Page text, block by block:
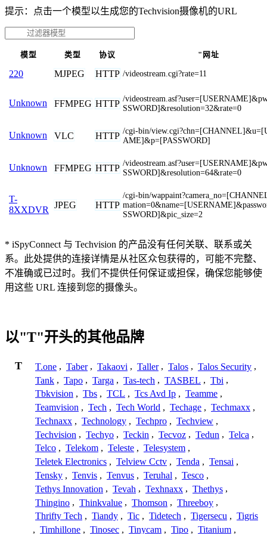
提示：点击一个模型以生成您的Techvision摄像机的URL
模型 类型 协议 "网址
220 MJPEG HTTP /videostream.cgi?rate=11
Unknown FFMPEG HTTP /
SSWORD]&resolution=32&rate=0
Unknown VLC HTTP /cgi-bin/
AME]&p=[PASSWORD]
Unknown FFMPEG HTTP /
SSWORD]&resolution=64&rate=0
T-
8XXDVR
JPEG HTTP
/cgi-bin/
SSWORD]&pic_size=2
* iSpyConnect 与 Techvision 的产品没有任何关联、联系或关
系。此处提供的连接详情是从社区众包获得的，可能不完整、
不准确或已过时。我们不提供任何保证或担保，确保您能够使
用这些 URL 连接到您的摄像头。
以"T"开头的其他品牌
T T.one , Taber , Takaovi , Taller , Talos , Talos Security ,
Tank , Tapo , Targa , Tas-tech , TASBEL , Tbi ,
Tbkvision , Tbs , TCL , Tcs Avd Ip , Teamme ,
Teamvision , Tech , Tech World , Techage , Techmaxx ,
Technaxx , Technology , Techpro , Techview ,
Techvision , Techyo , Teckin , Tecvoz , Tedun , Telca ,
Telco , Telekom , Teleste , Telesystem ,
Teletek Electronics , Telview Cctv , Tenda , Tensai ,
Tensky , Tenvis , Tenvus , Teruhal , Tesco ,
Tethys Innovation , Tevah , Texhnaxx , Thethys ,
Thingino , Thinkvalue , Thomson , Threeboy ,
Thrifty Tech , Tiandy , Tic , Tidetech , Tigersecu , Tigris
, Timhillone , Tinosec , Tinycam , Tipo , Titanium ,